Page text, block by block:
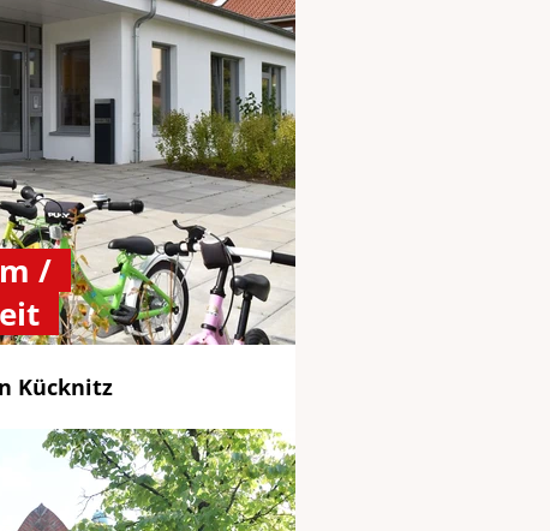
/
Kücknitz